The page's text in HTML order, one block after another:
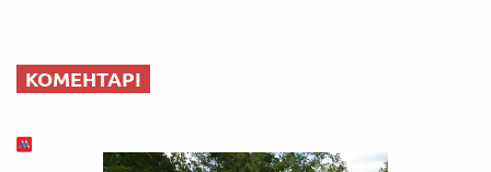
КОМЕНТАРІ